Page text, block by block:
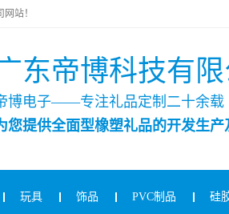
站！
东帝博科技有
博电子——专注礼品定制二十余载
您提供全面型橡塑礼品的开发生产
玩具 饰品 PVC制品 硅